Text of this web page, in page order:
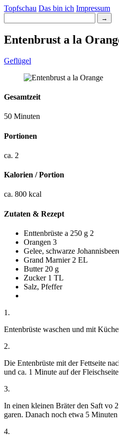
Topfschau Das bin ich Impressum
→
Entenbrust a la
Geflügel
Gesamtzeit
50 Minuten
Portionen
ca. 2
Kalorien / Portion
ca. 800 kcal
Zutaten & Rezept
Enttenbrüste a 250 g 2
Orangen 3
Gelee, schwarze
Grand Marnier 2 EL
Butter 20 g
Zucker 1 TL
Salz, Pfeffer
1.
Entenbrüste waschen und mit
2.
Die Entenbrüste mit der Fettseite
und ca. 1 Minute auf der
3.
In einen kleinen Bräter den Saft vo
garen. Danach noch etwa 5
4.